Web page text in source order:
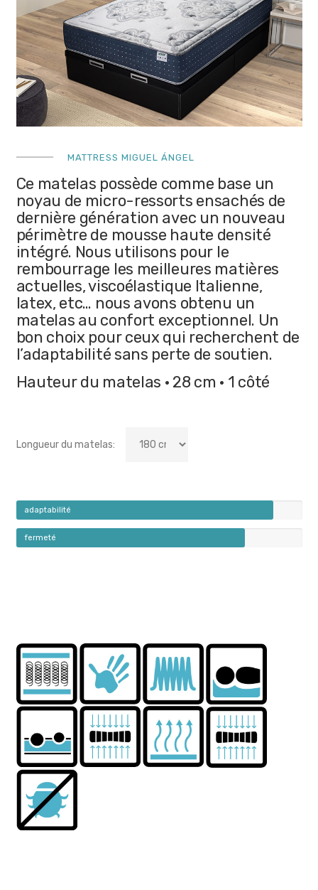
MATTRESS MIGUEL ÁNGEL
Ce matelas possède comme base un
noyau de micro-ressorts ensachés de
dernière génération avec un nouveau
périmètre de mousse haute densité
intégré. Nous utilisons pour le
rembourrage les meilleures matières
actuelles, viscoélastique Italienne,
latex, etc… nous avons obtenu un
matelas au confort exceptionnel. Un
bon choix pour ceux qui recherchent de
l’adaptabilité sans perte de soutien.
Hauteur du matelas · 28 cm · 1 côté
Longueur du matelas:
adaptabilité
fermeté